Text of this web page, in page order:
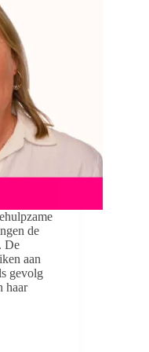
de
De
aan
gevolg
haar